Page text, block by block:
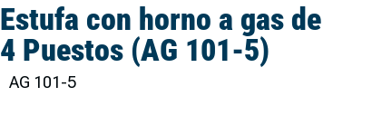
Estufa con horno a gas de
4 Puestos (AG 101-5)
AG 101-5